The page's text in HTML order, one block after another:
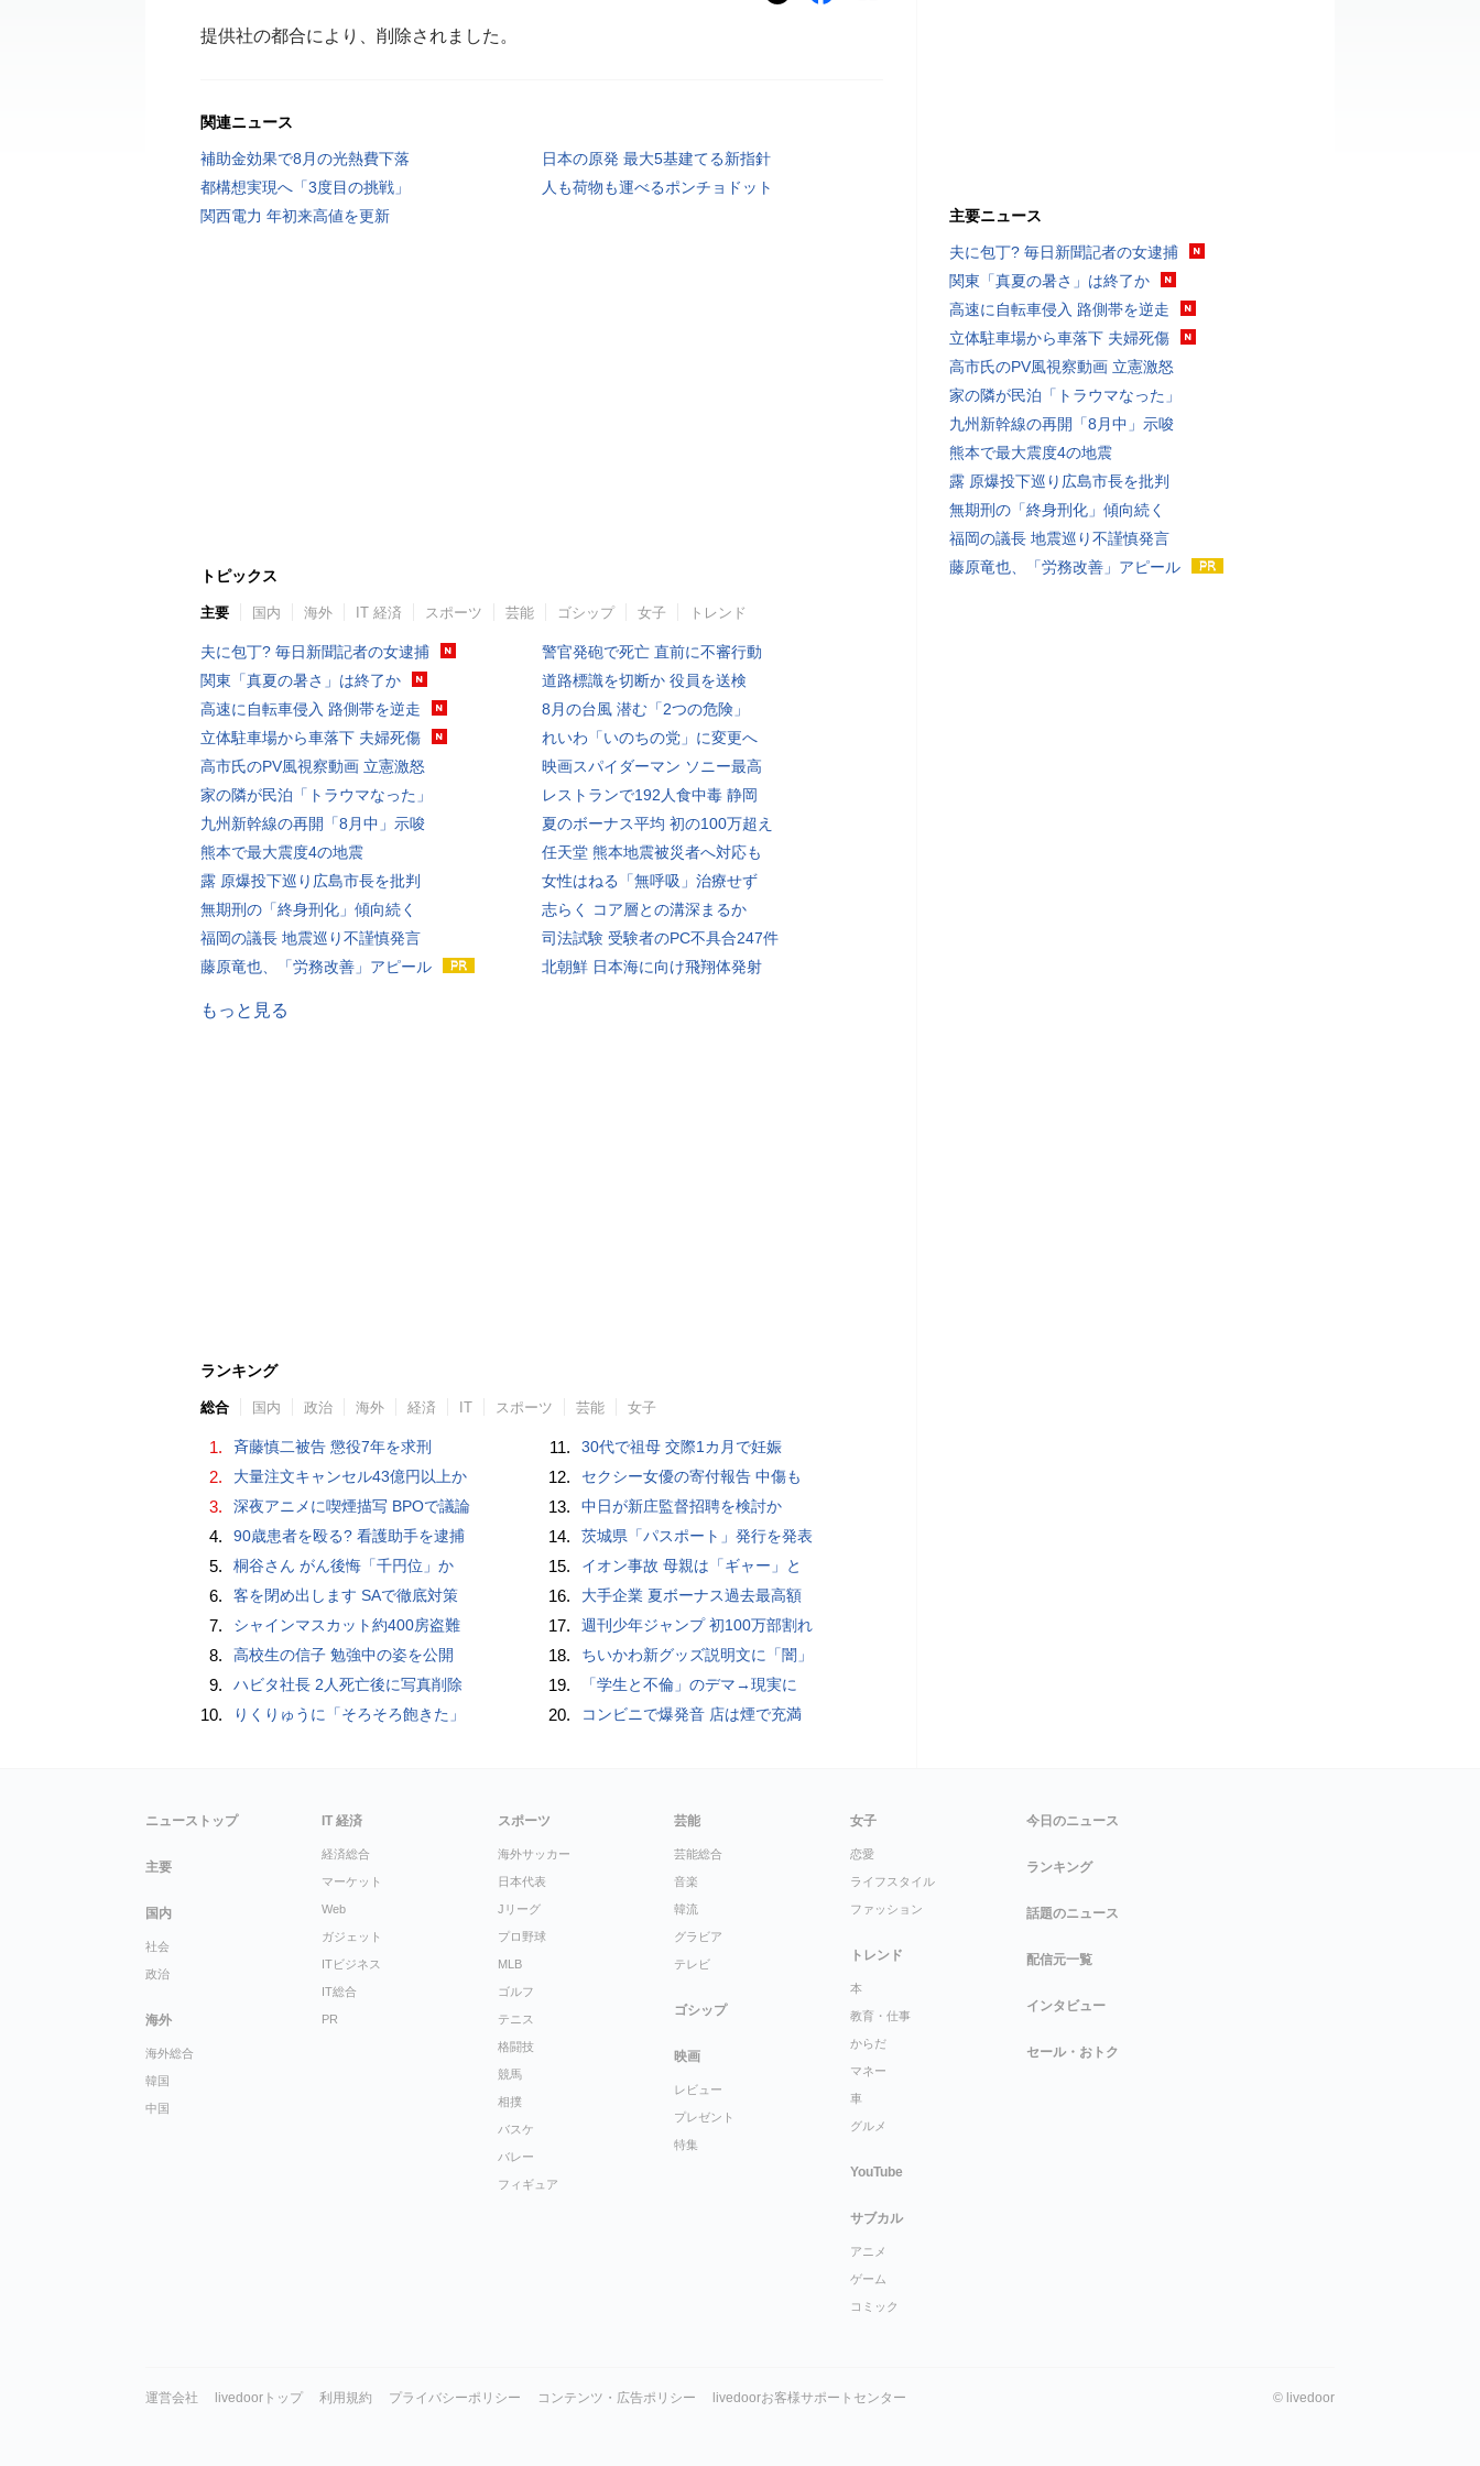
提供社の都合により、削除されました。
関連ニュース
補助金効果で8月の光熱費下落
日本の原発 最大5基建てる新指針
都構想実現へ「3度目の挑戦」
人も荷物も運べるポンチョドット
関西電力 年初来高値を更新
トピックス
主要 国内 海外 IT 経済 スポーツ 芸能 ゴシップ 女子 トレンド
夫に包丁? 毎日新聞記者の女逮捕
関東「真夏の暑さ」は終了か
高速に自転車侵入 路側帯を逆走
立体駐車場から車落下 夫婦死傷
高市氏のPV風視察動画 立憲激怒
家の隣が民泊「トラウマなった」
九州新幹線の再開「8月中」示唆
熊本で最大震度4の地震
露 原爆投下巡り広島市長を批判
無期刑の「終身刑化」傾向続く
福岡の議長 地震巡り不謹慎発言
藤原竜也、「労務改善」アピール
警官発砲で死亡 直前に不審行動
道路標識を切断か 役員を送検
8月の台風 潜む「2つの危険」
れいわ「いのちの党」に変更へ
映画スパイダーマン ソニー最高
レストランで192人食中毒 静岡
夏のボーナス平均 初の100万超え
任天堂 熊本地震被災者へ対応も
女性はねる「無呼吸」治療せず
志らく コア層との溝深まるか
司法試験 受験者のPC不具合247件
北朝鮮 日本海に向け飛翔体発射
もっと見る
ランキング
総合 国内 政治 海外 経済 IT スポーツ 芸能 女子
1. 斉藤慎二被告 懲役7年を求刑
2. 大量注文キャンセル43億円以上か
3. 深夜アニメに喫煙描写 BPOで議論
4. 90歳患者を殴る? 看護助手を逮捕
5. 桐谷さん がん後悔「千円位」か
6. 客を閉め出します SAで徹底対策
7. シャインマスカット約400房盗難
8. 高校生の信子 勉強中の姿を公開
9. ハビタ社長 2人死亡後に写真削除
10. りくりゅうに「そろそろ飽きた」
11. 30代で祖母 交際1カ月で妊娠
12. セクシー女優の寄付報告 中傷も
13. 中日が新庄監督招聘を検討か
14. 茨城県「パスポート」発行を発表
15. イオン事故 母親は「ギャー」と
16. 大手企業 夏ボーナス過去最高額
17. 週刊少年ジャンプ 初100万部割れ
18. ちいかわ新グッズ説明文に「闇」
19. 「学生と不倫」のデマ→現実に
20. コンビニで爆発音 店は煙で充満
主要ニュース
夫に包丁? 毎日新聞記者の女逮捕
関東「真夏の暑さ」は終了か
高速に自転車侵入 路側帯を逆走
立体駐車場から車落下 夫婦死傷
高市氏のPV風視察動画 立憲激怒
家の隣が民泊「トラウマなった」
九州新幹線の再開「8月中」示唆
熊本で最大震度4の地震
露 原爆投下巡り広島市長を批判
無期刑の「終身刑化」傾向続く
福岡の議長 地震巡り不謹慎発言
藤原竜也、「労務改善」アピール
ニューストップ
主要
国内
社会
政治
海外
海外総合
韓国
中国
IT 経済
経済総合
マーケット
Web
ガジェット
ITビジネス
IT総合
PR
スポーツ
海外サッカー
日本代表
Jリーグ
プロ野球
MLB
ゴルフ
テニス
格闘技
競馬
相撲
バスケ
バレー
フィギュア
芸能
芸能総合
音楽
韓流
グラビア
テレビ
ゴシップ
映画
レビュー
プレゼント
特集
女子
恋愛
ライフスタイル
ファッション
トレンド
本
教育・仕事
からだ
マネー
車
グルメ
YouTube
サブカル
アニメ
ゲーム
コミック
今日のニュース
ランキング
話題のニュース
配信元一覧
インタビュー
セール・おトク
運営会社 livedoorトップ 利用規約 プライバシーポリシー コンテンツ・広告ポリシー livedoorお客様サポートセンター © livedoor